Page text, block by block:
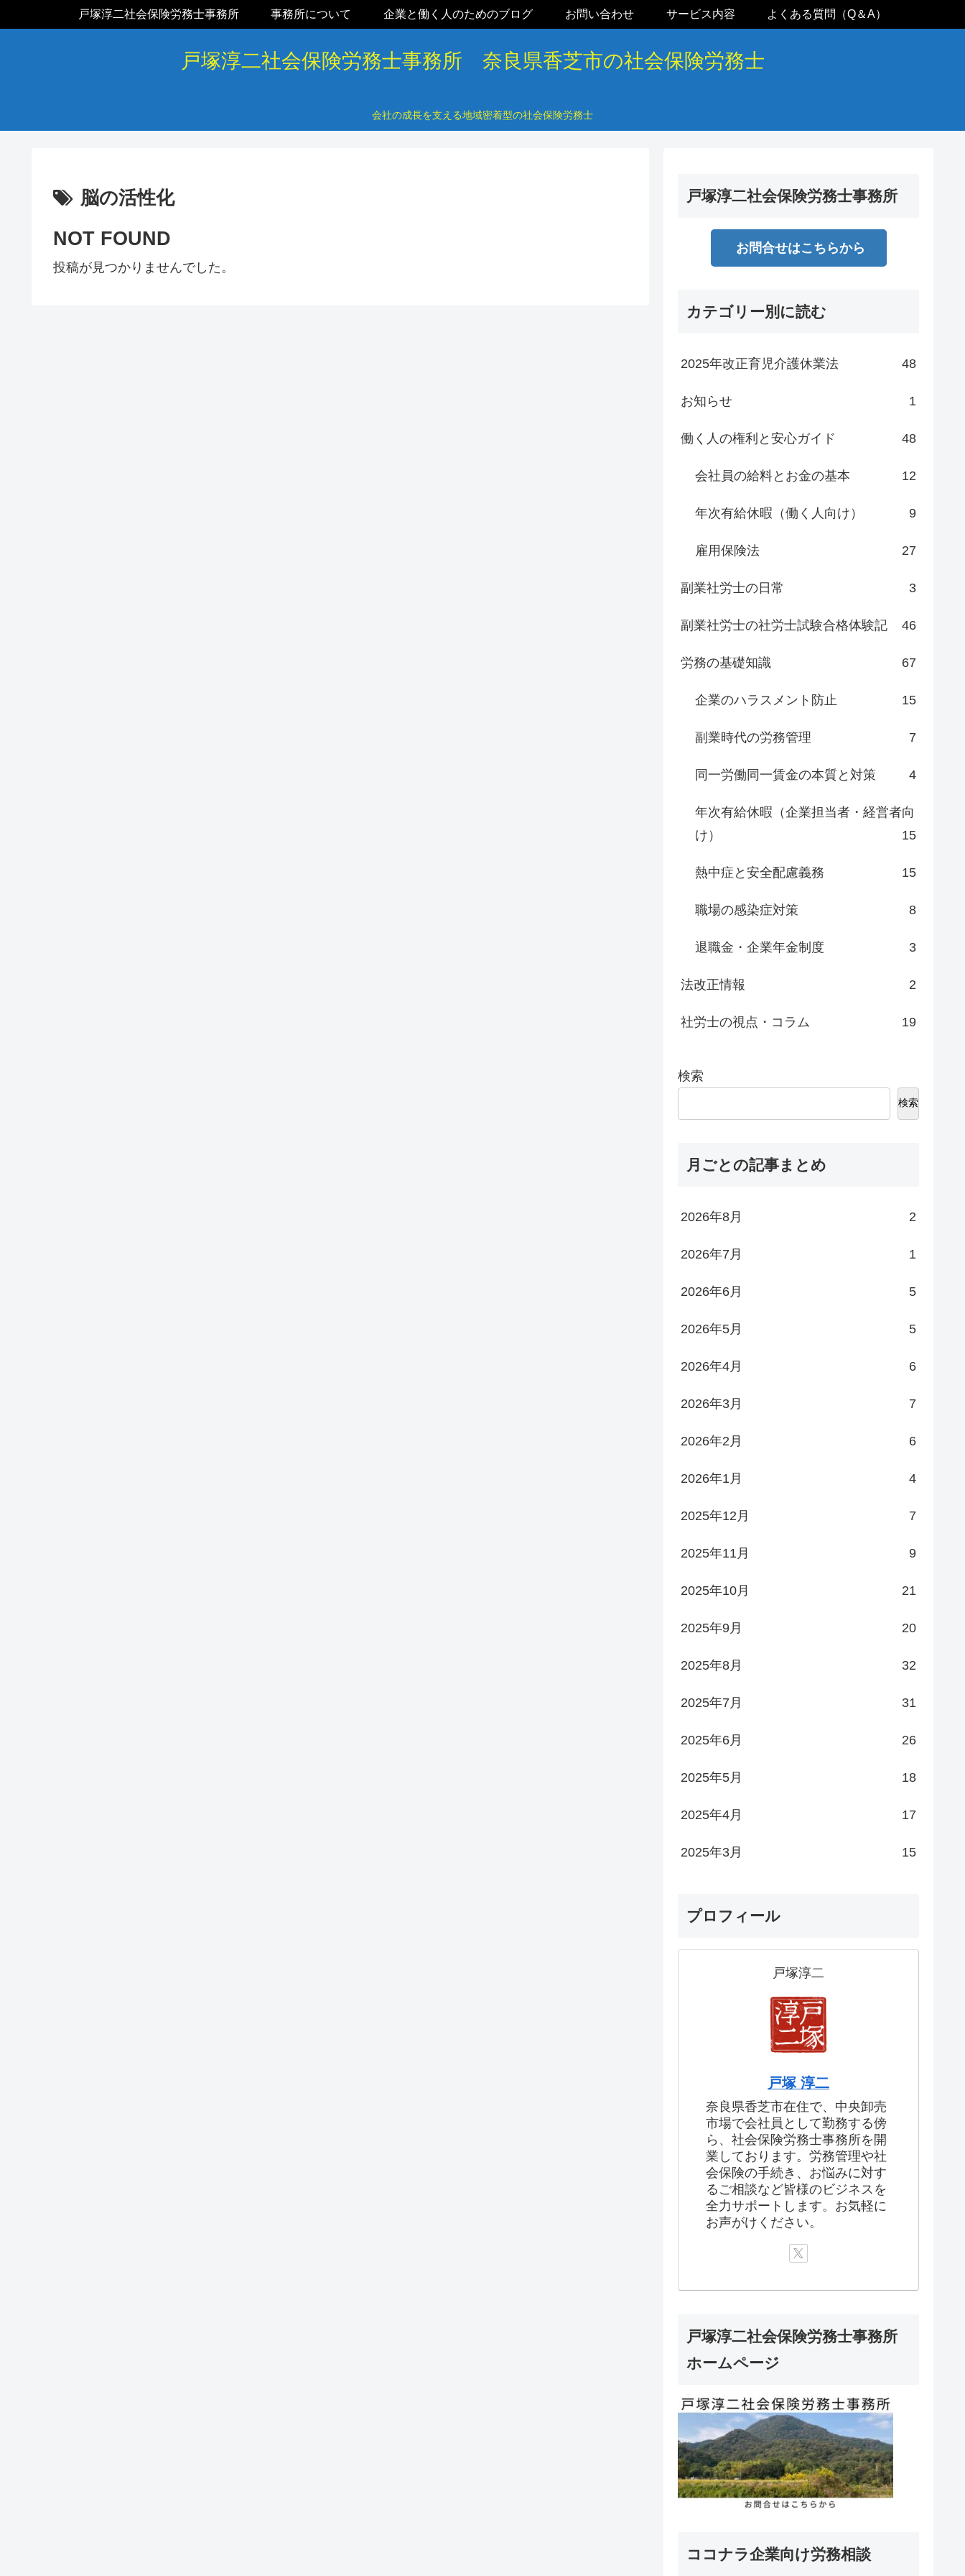
戸塚淳二社会保険労務士事務所 奈良県香芝市の社会保険労務士
会社の成長を支える地域密着型の社会保険労務士
戸塚淳二社会保険労務士事務所 事務所について 企業と働く人のためのブログ お問い合わせ サービス内容 よくある質問（Q＆A）
脳の活性化
NOT FOUND
投稿が見つかりませんでした。
戸塚淳二社会保険労務士事務所
お問合せはこちらから
カテゴリー別に読む
2025年改正育児介護休業法 48
お知らせ 1
働く人の権利と安心ガイド 48
会社員の給料とお金の基本 12
年次有給休暇（働く人向け） 9
雇用保険法 27
副業社労士の日常 3
副業社労士の社労士試験合格体験記 46
労務の基礎知識 67
企業のハラスメント防止 15
副業時代の労務管理 7
同一労働同一賃金の本質と対策 4
年次有給休暇（企業担当者・経営者向
け）
15
熱中症と安全配慮義務 15
職場の感染症対策 8
退職金・企業年金制度 3
法改正情報 2
社労士の視点・コラム 19
検索
検索
月ごとの記事まとめ
2026年8月 2
2026年7月 1
2026年6月 5
2026年5月 5
2026年4月 6
2026年3月 7
2026年2月 6
2026年1月 4
2025年12月 7
2025年11月 9
2025年10月 21
2025年9月 20
2025年8月 32
2025年7月 31
2025年6月 26
2025年5月 18
2025年4月 17
2025年3月 15
プロフィール
戸塚淳二
戸塚 淳二
奈良県香芝市在住で、中央卸売
市場で会社員として勤務する傍
ら、社会保険労務士事務所を開
業しております。労務管理や社
会保険の手続き、お悩みに対す
るご相談など皆様のビジネスを
全力サポートします。お気軽に
お声がけください。
戸塚淳二社会保険労務士事務所
ホームページ
ココナラ企業向け労務相談